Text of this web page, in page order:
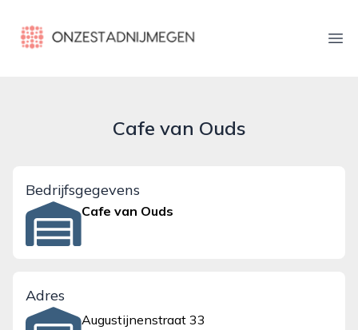
onzestadnijmegen.nl
Cafe van Ouds
Bedrijfsgegevens
Cafe van Ouds
Adres
Augustijnenstraat 33